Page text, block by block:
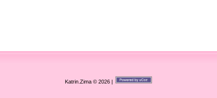
Katrin.Zima © 2026|